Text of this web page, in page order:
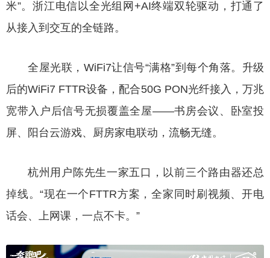
米”。浙江电信以全光组网+AI终端双轮驱动，打通了
从接入到交互的全链路。
全屋光联，WiFi7让信号“满格”到每个角落。升级
后的WiFi7 FTTR设备，配合50G PON光纤接入，万兆
宽带入户后信号无损覆盖全屋——书房会议、卧室投
屏、阳台云游戏、厨房家电联动，流畅无缝。
杭州用户陈先生一家五口，以前三个路由器还总
掉线。“现在一个FTTR方案，全家同时刷视频、开电
话会、上网课，一点不卡。”